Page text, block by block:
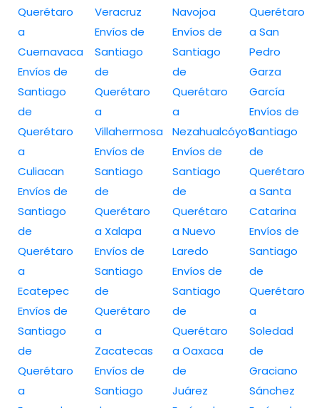
Querétaro
a
Cuernavaca
Envíos de
Santiago
de
Querétaro
a
Culiacan
Envíos de
Santiago
de
Querétaro
a
Ecatepec
Envíos de
Santiago
de
Querétaro
a
Veracruz
Envíos de
Santiago
de
Querétaro
a
Villahermosa
Envíos de
Santiago
de
Querétaro
a Xalapa
Envíos de
Santiago
de
Querétaro
a
Zacatecas
Envíos de
Santiago
Navojoa
Envíos de
Santiago
de
Querétaro
a
Nezahualcóyotl
Envíos de
Santiago
de
Querétaro
a Nuevo
Laredo
Envíos de
Santiago
de
Querétaro
a Oaxaca
de
Juárez
Querétaro
a San
Pedro
Garza
García
Envíos de
Santiago
de
Querétaro
a Santa
Catarina
Envíos de
Santiago
de
Querétaro
a
Soledad
de
Graciano
Sánchez